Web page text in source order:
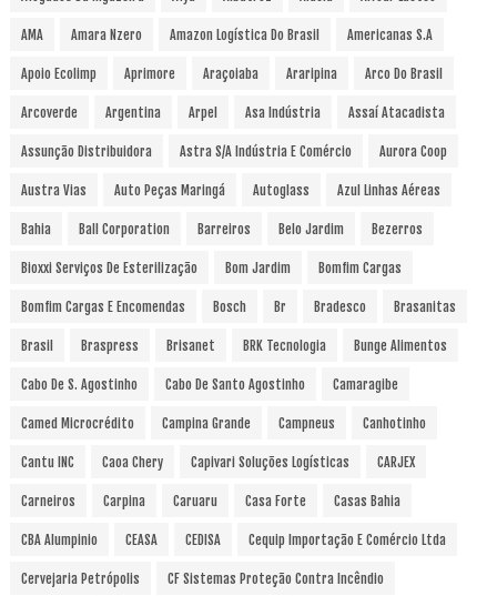
AMA Amara Nzero Amazon Logística Do Brasil Americanas S.A
Apoio Ecolimp Aprimore Araçoiaba Araripina Arco Do Brasil
Arcoverde Argentina Arpel Asa Indústria Assaí Atacadista
Assunção Distribuidora Astra S/A Indústria E Comércio Aurora Coop
Austra Vias Auto Peças Maringá Autoglass Azul Linhas Aéreas
Bahia Ball Corporation Barreiros Belo Jardim Bezerros
Bioxxi Serviços De Esterilização Bom Jardim Bomfim Cargas
Bomfim Cargas E Encomendas Bosch Br Bradesco Brasanitas
Brasil Braspress Brisanet BRK Tecnologia Bunge Alimentos
Cabo De S. Agostinho Cabo De Santo Agostinho Camaragibe
Camed Microcrédito Campina Grande Campneus Canhotinho
Cantu INC Caoa Chery Capivari Soluções Logísticas CARJEX
Carneiros Carpina Caruaru Casa Forte Casas Bahia
CBA Alumpinio CEASA CEDISA Cequip Importação E Comércio Ltda
Cervejaria Petrópolis CF Sistemas Proteção Contra Incêndio